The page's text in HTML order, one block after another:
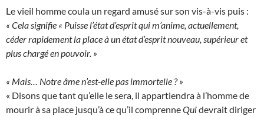
Le vieil homme coula un regard amusé sur son vis-à-vis puis :
« Cela signifie « Puisse l’état d’esprit qui m’anime, actuellement,
céder rapidement la place à un état d’esprit nouveau, supérieur et
plus chargé en pouvoir. »
« Mais… Notre âme n’est-elle pas immortelle ? »
« Disons que tant qu’elle le sera, il appartiendra à l’homme de
mourir à sa place jusqu’à ce qu’il comprenneQuidevrait diriger